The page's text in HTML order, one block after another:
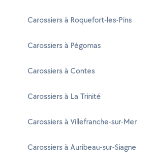
Carossiers à Roquefort-les-Pins
Carossiers à Pégomas
Carossiers à Contes
Carossiers à La Trinité
Carossiers à Villefranche-sur-Mer
Carossiers à Auribeau-sur-Siagne